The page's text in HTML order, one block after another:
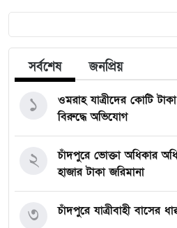
সর্বশেষ জনপ্রিয়
ওমরাহ যাত্রীদের কোটি
বিরুদ্ধে অভিযোগ
১
চাঁদপুরে ভোক্তা অধিকার
হাজার টাকা জরিমানা
২
চাঁদপুরে যাত্রীবাহী বাসের
৩